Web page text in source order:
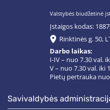
Valstybės biudžetinė
Įstaigos kodas:
Rinktinės g. 50,
Darbo laikas:
I-IV – nuo 7.30 val.
V – nuo 7.30 val. iki
Pietų pertrauka nuo
savivaldybės